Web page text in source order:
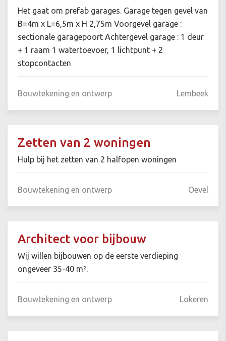
Het gaat om prefab garages. Garage tegen gevel van
B=4m x L=6,5m x H 2,75m Voorgevel garage :
sectionale garagepoort Achtergevel garage : 1 deur
+ 1 raam 1 watertoevoer, 1 lichtpunt + 2
stopcontacten
Bouwtekening en ontwerp Lembeek
Zetten van 2 woningen
Hulp bij het zetten van 2 halfopen woningen
Bouwtekening en ontwerp Oevel
Architect voor bijbouw
Wij willen bijbouwen op de eerste verdieping
ongeveer 35-40 m².
Bouwtekening en ontwerp Lokeren